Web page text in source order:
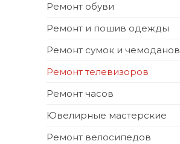
Ремонт обуви
Ремонт и пошив одежды
Ремонт сумок и чемоданов
Ремонт телевизоров
Ремонт часов
Ювелирные мастерские
Ремонт велосипедов